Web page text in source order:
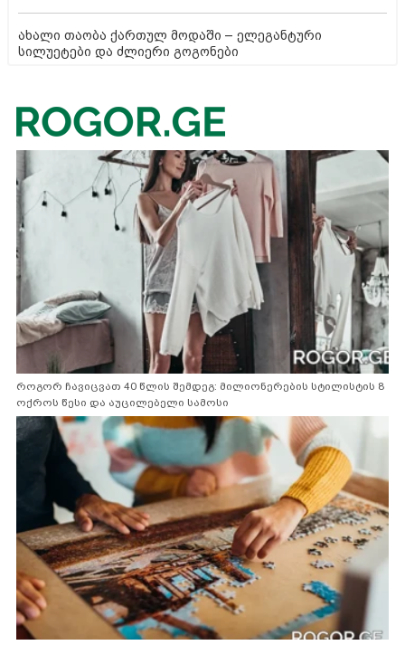
ახალი თაობა ქართულ მოდაში – ელეგანტური
სილუეტები და ძლიერი გოგონები
როგორ ჩავიცვათ 40 წლის შემდეგ: მილიონერების სტილისტის 8
ოქროს წესი და აუცილებელი სამოსი